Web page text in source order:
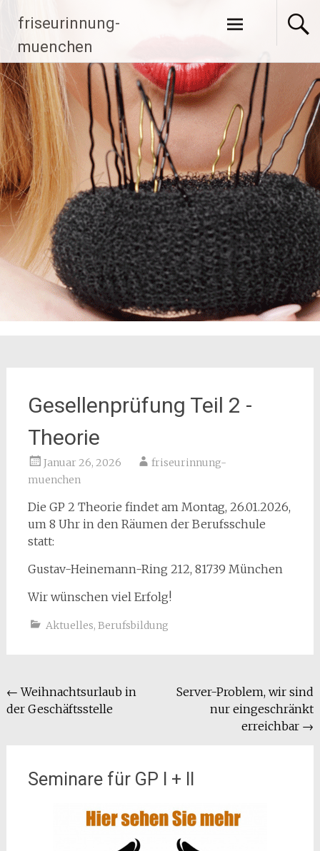
friseurinnung-
muenchen
Zum Inhalt
springen
Gesellenprüfung Teil 2 -
Theorie
Januar 26, 2026
friseurinnung-
muenchen
Die GP 2 Theorie findet am Montag, 26.01.2026,
um 8 Uhr in den Räumen der Berufsschule
statt:
Gustav-Heinemann-Ring 212, 81739 München
Wir wünschen viel Erfolg!
Aktuelles, Berufsbildung
Beitragsnavigation
← Weihnachtsurlaub in
der Geschäftsstelle
Server-Problem, wir sind
nur eingeschränkt
erreichbar →
Seminare für GP I + II